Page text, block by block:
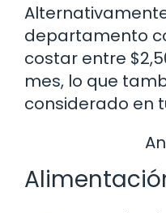
departamento
costar entre
mes, lo que
considerado en